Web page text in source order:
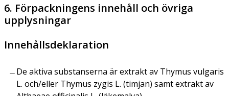
6. Förpackningens innehåll och övriga
upplysningar
Innehållsdeklaration
De aktiva substanserna är extrakt av Thymus vulgaris
L. och/eller Thymus zygis L. (timjan) samt extrakt av